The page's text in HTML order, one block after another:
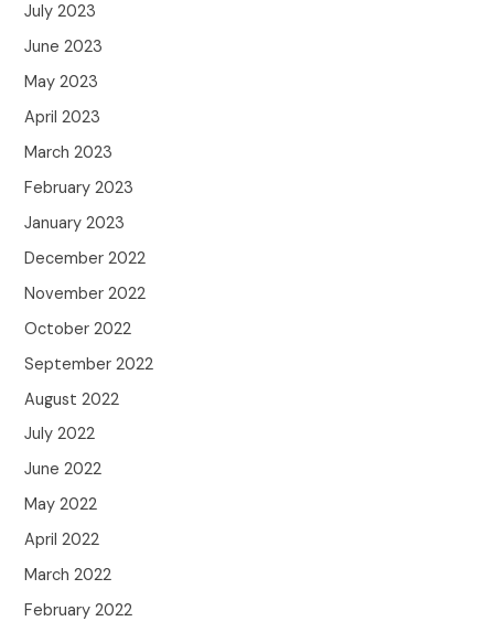
July 2023
June 2023
May 2023
April 2023
March 2023
February 2023
January 2023
December 2022
November 2022
October 2022
September 2022
August 2022
July 2022
June 2022
May 2022
April 2022
March 2022
February 2022